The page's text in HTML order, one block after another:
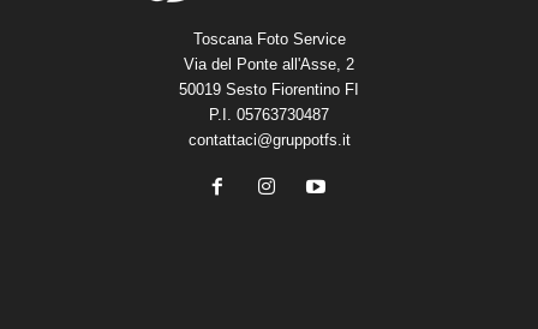
Toscana Foto Service
Via del Ponte all'Asse, 2
50019 Sesto Fiorentino FI
P.I. 05763730487
contattaci@gruppotfs.it